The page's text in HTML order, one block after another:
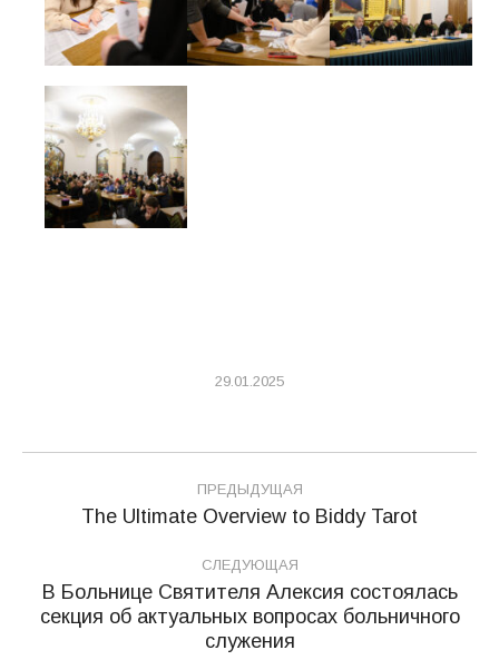
29.01.2025
НавигацияПРЕДЫДУЩАЯ
Предыдущая
The Ultimate Overview to Biddy Tarot
СЛЕДУЮЩАЯ
Следующая
запись:
В Больнице Святителя Алексия состоялась
секция об актуальных вопросах больничного
служения